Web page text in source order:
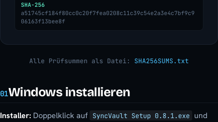
SHA-256
a51745cf184f80cc0c20f7fea0208c11c39c54e2a3e4c7bf9c9
06163f13bee8f
Alle Prüfsummen als Datei: SHA256SUMS.txt
01Windows installieren
Installer: Doppelklick auf SyncVault Setup 0.8.1.exe und